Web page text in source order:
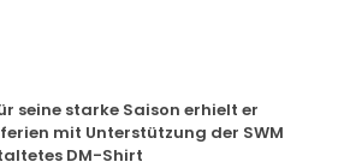
seine starke Saison erhielt er
mit Unterstützung der SWM
DM-Shirt